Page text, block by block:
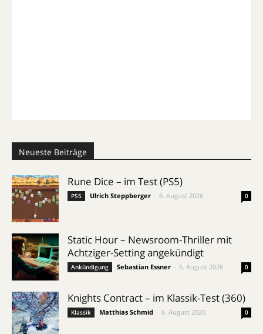
Neueste Beiträge
Rune Dice – im Test (PS5)
PS5 Ulrich Steppberger 6. August 2026 0
Static Hour – Newsroom-Thriller mit
Achtziger-Setting angekündigt
Ankündigung Sebastian Essner 6. August 2026 0
Knights Contract – im Klassik-Test (360)
Klassik Matthias Schmid 6. August 2026 0